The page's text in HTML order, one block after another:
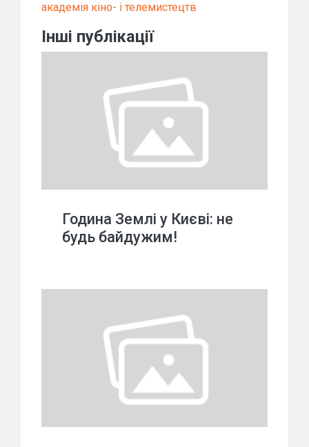
академія кіно- і телемистецтв
Інші публікації
Година Землі у Києві: не
будь байдужим!